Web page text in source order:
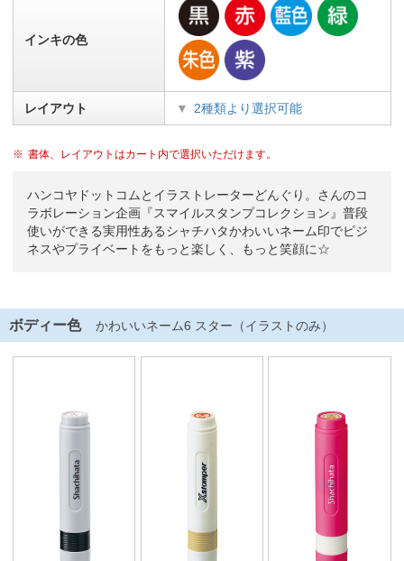
インキの色
レイアウト 2種類より選択可能
書体、レイアウトはカート内で選択いただけます。
ハンコヤドットコムとイラストレーターどんぐり。さんのコ
ラボレーション企画『スマイルスタンプコレクション』普段
使いができる実用性あるシャチハタかわいいネーム印でビジ
ネスやプライベートをもっと楽しく、もっと笑顔に☆
ボディー色 かわいいネーム6 スター（イラストのみ）